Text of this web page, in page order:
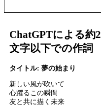
ChatGPTによる約
文字以下での作詞
タイトル: 夢の始まり
新しい風が吹いて
心躍るこの瞬間
友と共に描く未来